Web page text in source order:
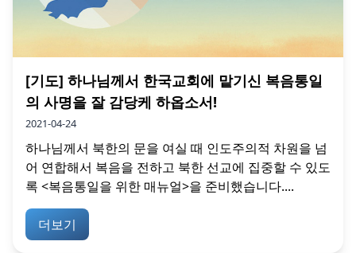
[기도] 하나님께서 한국교회에 맡기신 복음통일
의 사명을 잘 감당케 하옵소서!
2021-04-24
하나님께서 북한의 문을 여실 때 인도주의적 차원을 넘
어 연합해서 복음을 전하고 북한 선교에 집중할 수 있도
록 <복음통일을 위한 매뉴얼>을 준비했습니다....
더보기